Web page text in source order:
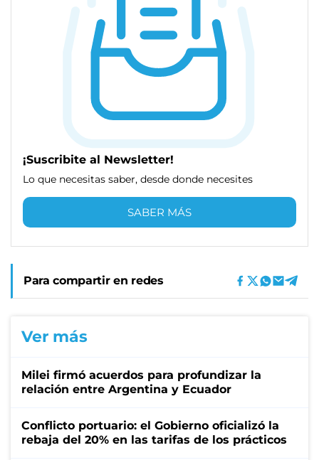
¡Suscribite al Newsletter!
Lo que necesitas saber, desde donde necesites
SABER MÁS
Para compartir en redes
Ver más
Milei firmó acuerdos para profundizar la
relación entre Argentina y Ecuador
Conflicto portuario: el Gobierno oficializó la
rebaja del 20% en las tarifas de los prácticos